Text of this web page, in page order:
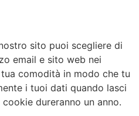
sito puoi scegliere di
email e sito web nei
comodità in modo che tu
i tuoi dati quando lasci
dureranno un anno.